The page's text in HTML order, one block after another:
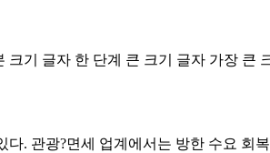
크기 글자 한 단계 큰 크기 글자 가장 큰
. 관광?면세 업계에서는 방한 수요